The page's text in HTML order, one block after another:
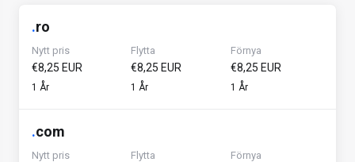
.ro
Nytt pris
€8,25 EUR
1 År
Flytta
€8,25 EUR
1 År
Förnya
€8,25 EUR
1 År
.com
Nytt pris Flytta Förnya